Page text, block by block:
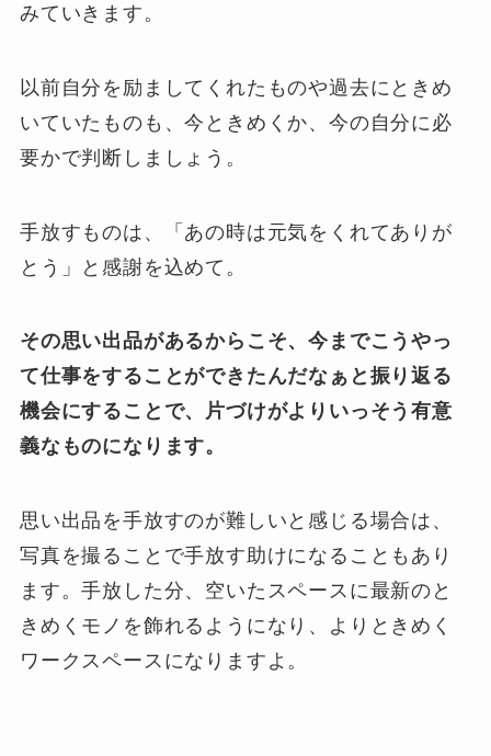
みていきます。
以前自分を励ましてくれたものや過去にときめ
いていたものも、今ときめくか、今の自分に必
要かで判断しましょう。
手放すものは、「あの時は元気をくれてありが
とう」と感謝を込めて。
その思い出品があるからこそ、今までこうやっ
て仕事をすることができたんだなぁと振り返る
機会にすることで、片づけがよりいっそう有意
義なものになります。
思い出品を手放すのが難しいと感じる場合は、
写真を撮ることで手放す助けになることもあり
ます。手放した分、空いたスペースに最新のと
きめくモノを飾れるようになり、よりときめく
ワークスペースになりますよ。